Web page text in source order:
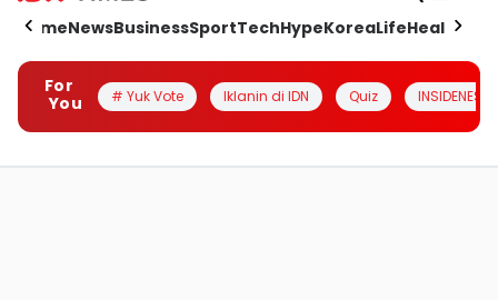
HomeNewsBusinessSportTechHypeKoreaLifeHealth
For
You
# Yuk Vote Iklanin di IDN Quiz INSIDENESIA